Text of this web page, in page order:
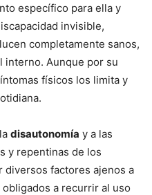
específico para ella y
invisible,
completamente sanos,
interno. Aunque por su
físicos los limita y
disautonomía y a las
y repentinas de los
diversos factores ajenos a
a recurrir al uso